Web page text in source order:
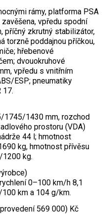
rámy, platforma PSA
vpředu spodní
příčný zkrutný stabilizátor,
torzně poddajnou příčkou,
hřebenové
dvouokruhové
vpředu s vnitřním
ESP; pneumatiky
17.
1745/1430 mm, rozchod
prostoru (VDA)
44 l; hmotnost
kg, hmotnost přívěsu
kg.
0–100 km/h 8,1
km a 104 g/km.
569 000) Kč